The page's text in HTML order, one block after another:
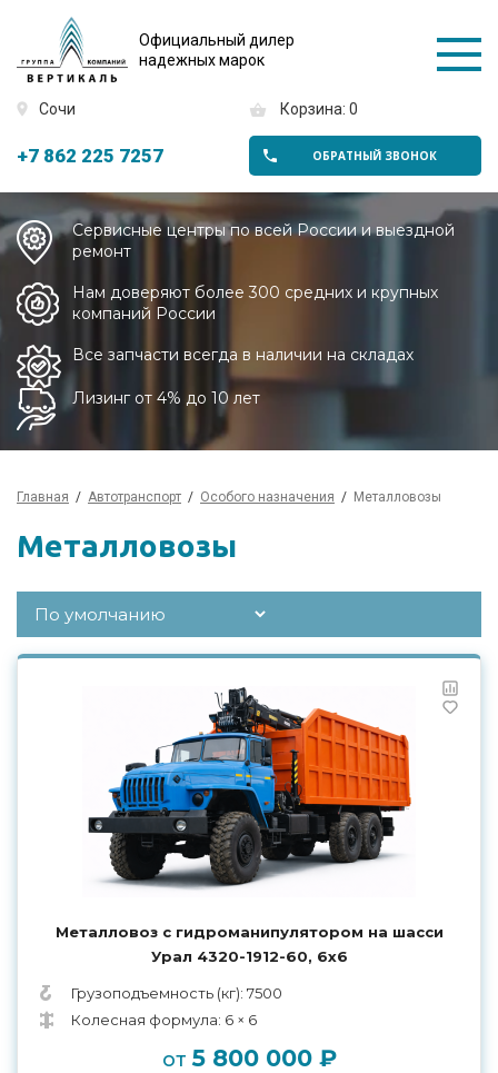
Официальный дилер
надежных марок
Сочи Корзина: 0
+7 862 225 7257 ОБРАТНЫЙ ЗВОНОК
Сервисные центры по всей России и выездной
ремонт
Нам доверяют более 300 средних и крупных
компаний России
Все запчасти всегда в наличии на складах
Лизинг от 4% до 10 лет
Главная Автотранспорт Особого назначения Металловозы
Металловозы
Металловоз с гидроманипулятором на шасси
Урал 4320-1912-60, 6х6
Грузоподъемность (кг): 7500
Колесная формула: 6 × 6
от5 800 000 ₽